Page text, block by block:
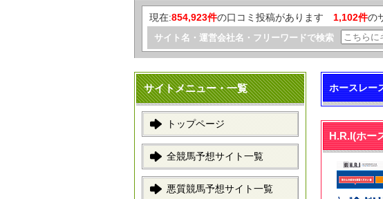
現在:854,923件の口コミ投稿があります 1,102件の
サイト名・運営会社名・フリーワードで検索
サイトメニュー・一覧
トップページ
全競馬予想サイト一覧
悪質競馬予想サイト一覧
ホースレー
H.R.I(ホー